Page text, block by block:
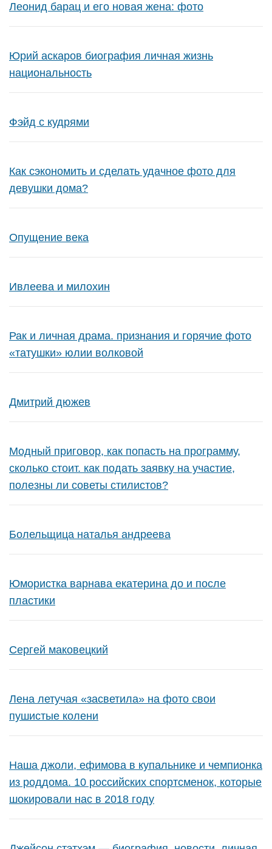
Леонид барац и его новая жена: фото
Юрий аскаров биография личная жизнь
национальность
Фэйд с кудрями
Как сэкономить и сделать удачное фото для
девушки дома?
Опущение века
Ивлеева и милохин
Рак и личная драма. признания и горячие фото
«татушки» юлии волковой
Дмитрий дюжев
Модный приговор, как попасть на программу,
сколько стоит. как подать заявку на участие,
полезны ли советы стилистов?
Болельщица наталья андреева
Юмористка варнава екатерина до и после
пластики
Сергей маковецкий
Лена летучая «засветила» на фото свои
пушистые колени
Наша джоли, ефимова в купальнике и чемпионка
из роддома. 10 российских спортсменок, которые
шокировали нас в 2018 году